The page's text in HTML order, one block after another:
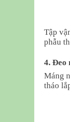
Tập
phẫu
4. Đeo
Máng
tháo